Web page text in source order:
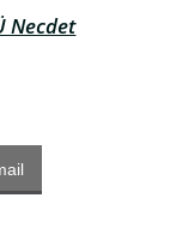
Necdet